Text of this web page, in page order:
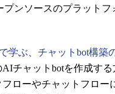
ンソースのプラットフ
学ぶ、チャットbot構築
チャットbotを作成する
ローやチャットフロー